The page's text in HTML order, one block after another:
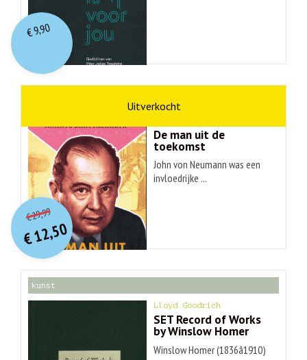
€9,90
De man uit de
toekomst
John von Neumann was een
invloedrijke ...
€29,99O
orspr
onkelijke
prijs
was:
€ 29,99.
€12,50
Huidige
prijs
is:€ 12,50.
kunst
Lloyd Goodrich
SET Record of Works
by Winslow Homer
Winslow Homer (1836â1910)